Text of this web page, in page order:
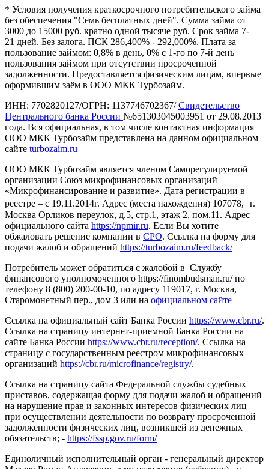
* Условия получения краткосрочного потребительского займа
без обеспечения "Семь бесплатных дней". Сумма займа от
3000 до 15000 руб. кратно одной тысяче руб. Срок займа 7-
21 дней. Без залога. ПСК 286,400% - 292,000%. Плата за
пользование займом: 0,8% в день, 0% с 1-го по 7-й день
пользования займом при отсутствии просроченной
задолженности. Предоставляется физическим лицам, впервые
оформившим заём в ООО МКК Турбозайм.
ИНН: 7702820127/ОГРН: 1137746702367/Свидетельство
Центрального банка России №651303045003951 от 29.08.2013
года. Вся официальная, в том числе контактная информация
ООО МКК Турбозайм представлена на данном официальном
сайте turbozaim.ru
ООО МКК Турбозайм является членом Саморегулируемой
организации Союз микрофинансовых организаций
«Микрофинансирование и развитие». Дата регистрации в
реестре – с 19.11.2014г. Адрес (места нахождения) 107078, г.
Москва Орликов переулок, д.5, стр.1, этаж 2, пом.11. Адрес
официального сайта https://npmir.ru. Если Вы хотите
обжаловать решение компании в СРО. Ссылка на форму для
подачи жалоб и обращений https://turbozaim.ru/feedback/
Потребитель может обратиться с жалобой в Службу
финансового уполномоченного https://finombudsman.ru/ по
телефону 8 (800) 200-00-10, по адресу 119017, г. Москва,
Старомонетный пер., дом 3 или на официальном сайте
Ссылка на официальный сайт Банка России https://www.cbr.ru/.
Ссылка на страницу интернет-приемной Банка России на
сайте Банка России https://www.cbr.ru/reception/. Ссылка на
страницу с государственным реестром микрофинансовых
организаций https://cbr.ru/microfinance/registry/.
Ссылка на страницу сайта Федеральной службы судебных
приставов, содержащая форму для подачи жалоб и обращений
на нарушение прав и законных интересов физических лиц
при осуществлении деятельности по возврату просроченной
задолженности физических лиц, возникшей из денежных
обязательств; - https://fssp.gov.ru/form/
Единоличный исполнительный орган - генеральный директор